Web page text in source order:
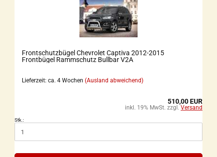
Frontschutzbügel Chevrolet Captiva 2012-2015
Frontbügel Rammschutz Bullbar V2A
Lieferzeit: ca. 4 Wochen (Ausland abweichend)
510,00 EUR
inkl. 19% MwSt. zzgl. Versand
Stk.: